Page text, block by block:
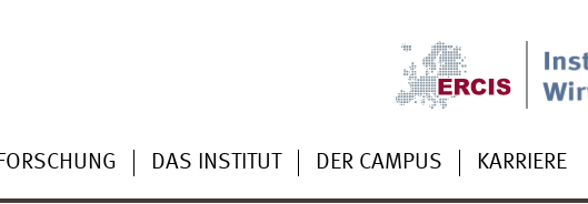
FORSCHUNG DAS INSTITUT DER CAMPUS KARRIERE